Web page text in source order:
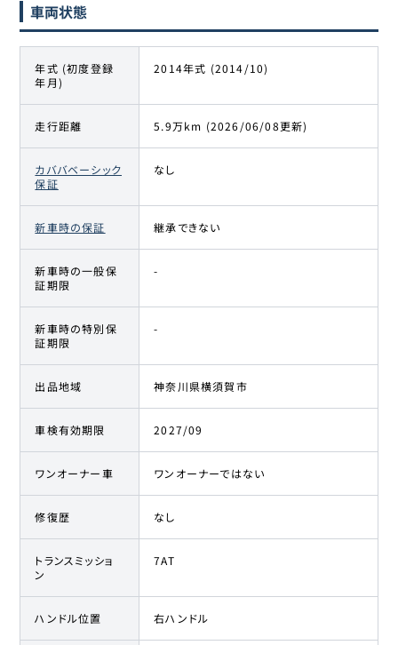
車両状態
年式 (初度登録
年月)
2014年式 (2014/10)
走行距離 5.9万km (2026/06/08更新)
カババベーシック
保証
なし
新車時の保証 継承できない
新車時の一般保
証期限
-
新車時の特別保
証期限
-
出品地域 神奈川県横須賀市
車検有効期限 2027/09
ワンオーナー車 ワンオーナーではない
修復歴 なし
トランスミッショ
ン
7AT
ハンドル位置 右ハンドル